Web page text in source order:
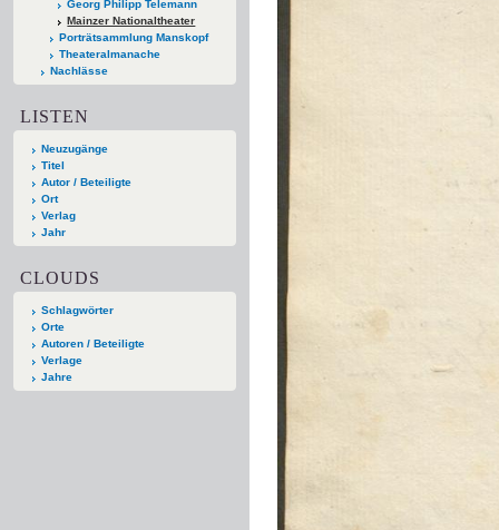
Georg Philipp Telemann
Mainzer Nationaltheater
Porträtsammlung Manskopf
Theateralmanache
Nachlässe
LISTEN
Neuzugänge
Titel
Autor / Beteiligte
Ort
Verlag
Jahr
CLOUDS
Schlagwörter
Orte
Autoren / Beteiligte
Verlage
Jahre